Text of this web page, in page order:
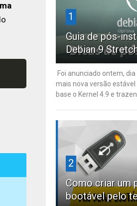
1
Guia de pós-
Debian 9
Foi anunciado ontem,
mais nova versão
base o Kernel 4.9 e
2
Como criar um
bootável pelo